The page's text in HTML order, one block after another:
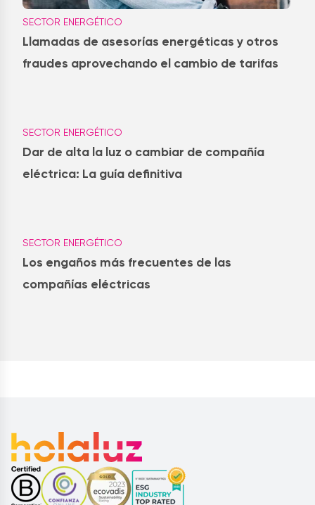
SECTOR ENERGÉTICO
Llamadas de asesorías energéticas y otros
fraudes aprovechando el cambio de tarifas
SECTOR ENERGÉTICO
Dar de alta la luz o cambiar de compañía
eléctrica: La guía definitiva
SECTOR ENERGÉTICO
Los engaños más frecuentes de las
compañías eléctricas